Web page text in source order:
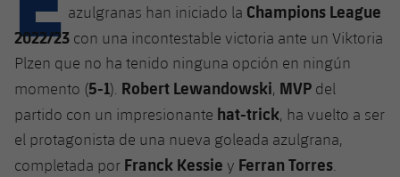
plusicon
más
Instalaciones
Spotify Camp Nou
SUB13
SUB12
SUB11 A
SUB11 B
SUB13 B
SUB12 C
Entradas
Gameday Shows
Resultados
Base
Junior
Cadete A
Campus Verano
PLUSICON
MÁS
Primer Equipo
plusicon
más
Actualidad
Barça Atlètic
plusicon
más
azulgranas han iniciado la Champions League
2022/23 con una incontestable victoria ante un Viktoria
Plzen que no ha tenido ninguna opción en ningún
momento (5-1). Robert Lewandowski, MVP del
partido con un impresionante hat-trick, ha vuelto a ser
el protagonista de una nueva goleada azulgrana,
completada por Franck Kessie y Ferran Torres